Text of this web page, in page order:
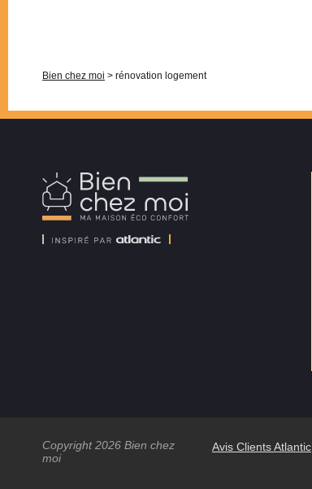
Bien chez moi > rénovation logement
Chez
Copyright 2026 Bien chez
moi
Avis Clients Atlantic